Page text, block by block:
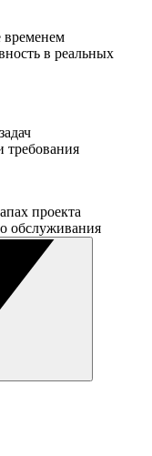
в реальных
требования
проекта
обслуживания